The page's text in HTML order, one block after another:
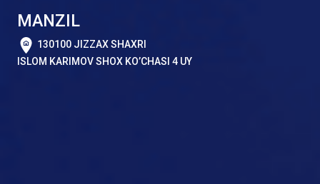
MANZIL
130100 JIZZAX SHAXRI
ISLOM KARIMOV SHOX KO’CHASI 4 UY